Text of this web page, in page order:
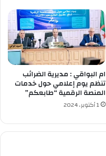
ام البواقي : مديرية الضرائب
تنظم يوم إعلامي حول خدمات
المنصة الرقمية “طابعكم”
1 أكتوبر، 2024